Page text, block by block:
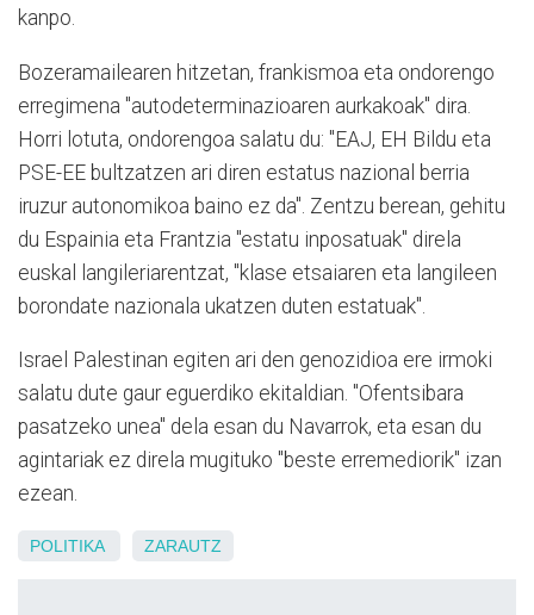
kanpo.
Bozeramailearen hitzetan, frankismoa eta ondorengo
erregimena "autodeterminazioaren aurkakoak" dira.
Horri lotuta, ondorengoa salatu du: "EAJ, EH Bildu eta
PSE-EE bultzatzen ari diren estatus nazional berria
iruzur autonomikoa baino ez da". Zentzu berean, gehitu
du Espainia eta Frantzia "estatu inposatuak" direla
euskal langileriarentzat, "klase etsaiaren eta langileen
borondate nazionala ukatzen duten estatuak".
Israel Palestinan egiten ari den genozidioa ere irmoki
salatu dute gaur eguerdiko ekitaldian. "Ofentsibara
pasatzeko unea" dela esan du Navarrok, eta esan du
agintariak ez direla mugituko "beste erremediorik" izan
ezean.
POLITIKA ZARAUTZ